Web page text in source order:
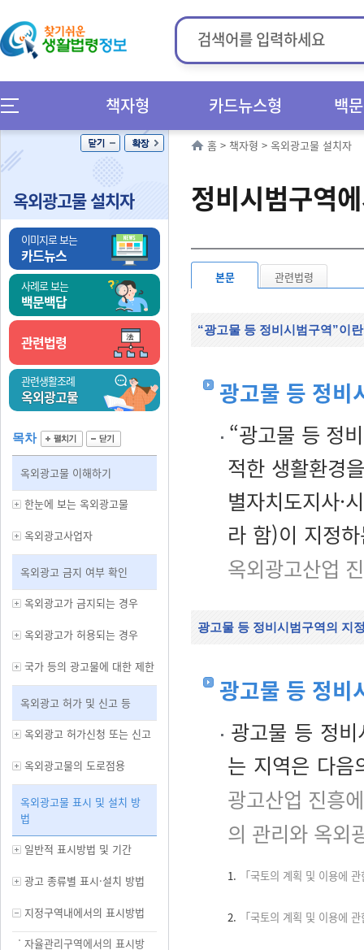
책자형 카드뉴스형 백
옥외광고물 설치자
이미지로 보는
카드뉴스
사례로 보는
백문백답
관련법령
관련생활조례
옥외광고물
목차
옥외광고물 이해하기
한눈에 보는 옥외광고물
옥외광고사업자
옥외광고 금지 여부 확인
옥외광고가 금지되는 경우
옥외광고가 허용되는 경우
국가 등의 광고물에 대한 제한
옥외광고 허가 및 신고 등
옥외광고 허가신청 또는 신고
옥외광고물의 도로점용
옥외광고물 표시 및 설치 방
법
일반적 표시방법 및 기간
광고 종류별 표시·설치 방법
지정구역내에서의 표시방법
자율관리구역에서의 표시방
홈 > 책자형 > 옥외광고물 설치자
정비시범구역
본문 관련법령
“광고물 등 정비시범구역”이
광고물 등 정비
“광고물 등 정
적한 생활환경
별자치도지사·
라 함)이 지정
옥외광고산업
광고물 등 정비시범구역의 지
광고물 등 정비
광고물 등 정
는 지역은 다음
광고산업 진흥
의 관리와 옥외
1. 「국토의 계획 및 이용에
2. 「국토의 계획 및 이용에